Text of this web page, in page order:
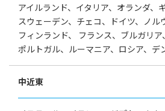
アイルランド、 イタリア、 オランダ、
スウェーデン、 チェコ、 ドイツ、 ノル
フィンランド、
フランス、 ブルガリア、
ポルトガル、 ルーマニア、 ロシア、 デ
中近東